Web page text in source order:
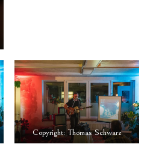
Copyright: Thomas Schwarz